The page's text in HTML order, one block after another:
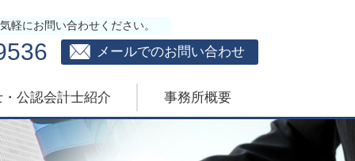
軽にお問い合わせください。
メールでのお問い合わせ
公認会計士紹介 事務所概要